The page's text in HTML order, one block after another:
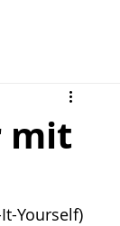
mit
Yourself)